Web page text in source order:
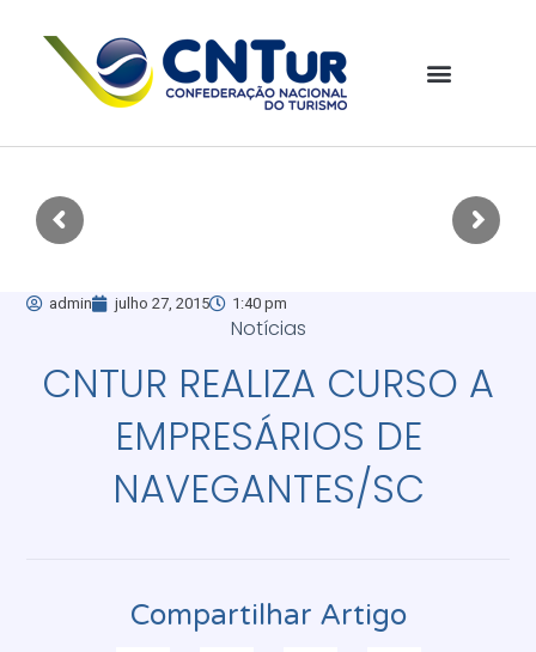
admin julho 27, 2015 1:40 pm
Notícias
CNTUR REALIZA CURSO A
EMPRESÁRIOS DE
NAVEGANTES/SC
Compartilhar Artigo